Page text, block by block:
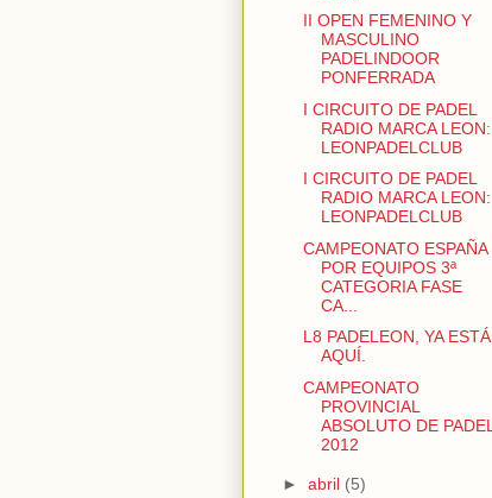
II OPEN FEMENINO Y
MASCULINO
PADELINDOOR
PONFERRADA
I CIRCUITO DE PADEL
RADIO MARCA LEON:
LEONPADELCLUB
I CIRCUITO DE PADEL
RADIO MARCA LEON:
LEONPADELCLUB
CAMPEONATO ESPAÑA
POR EQUIPOS 3ª
CATEGORIA FASE
CA...
L8 PADELEON, YA ESTÁ
AQUÍ.
CAMPEONATO
PROVINCIAL
ABSOLUTO DE PADEL
2012
► abril (5)